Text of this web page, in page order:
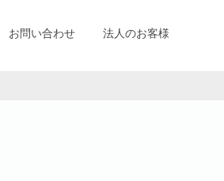
お問い合わせ 法人のお客様